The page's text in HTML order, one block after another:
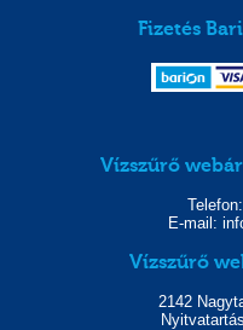
Fizetés
Vízszűrő
E-mail:
Vízszűrő
2142